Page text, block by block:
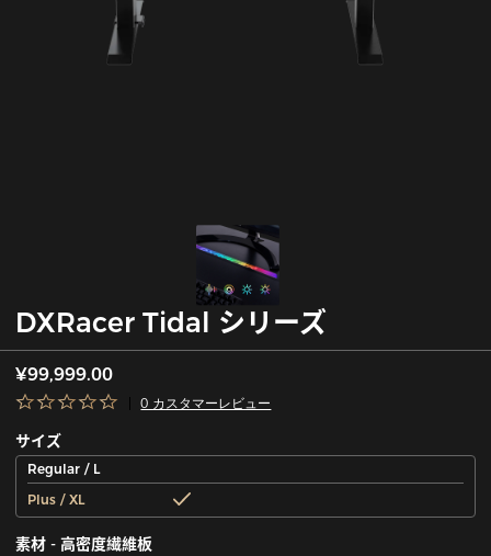
DXRacer Tidal シリーズ
¥99,999.00
0 カスタマーレビュー
サイズ
Regular / L
Plus / XL
素材 - 高密度繊維板